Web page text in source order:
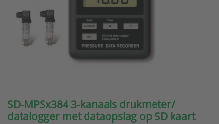
SD-MPSx384 3-kanaals drukmeter/
datalogger met dataopslag op SD kaart